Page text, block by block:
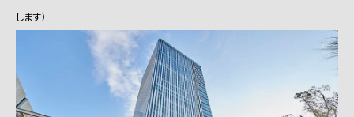
します）